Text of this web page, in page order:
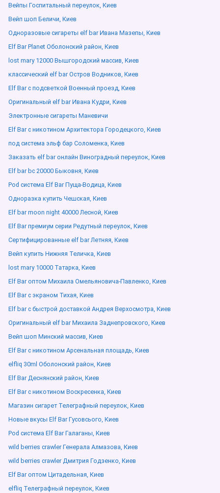
Вейпы Госпитальный переулок, Киев
Вейп шоп Беличи, Киев
Одноразовые сигареты elf bar Ивана Мазепы, Киев
Elf Bar Planet Оболонский район, Киев
lost mary 12000 Вышгородский массив, Киев
классический elf bar Остров Водников, Киев
Elf Bar с подсветкой Военный проезд, Киев
Оригинальный elf bar Ивана Кудри, Киев
Электронные сигареты Маневичи
Elf Bar с никотином Архитектора Городецкого, Киев
под система эльф бар Соломенка, Киев
Заказать elf bar онлайн Виноградный переулок, Киев
Elf bar bc 20000 Быковня, Киев
Pod система Elf Bar Пуща-Водица, Киев
Одноразка купить Чешская, Киев
Elf bar moon night 40000 Лесной, Киев
Elf Bar премиум серии Редутный переулок, Киев
Сертифицированные elf bar Летняя, Киев
Вейп купить Нижняя Теличка, Киев
lost mary 10000 Татарка, Киев
Elf Bar оптом Михаила Омельяновича-Павленко, Киев
Elf Bar с экраном Тихая, Киев
Elf bar с быстрой доставкой Андрея Верхосмотра, Киев
Оригинальный elf bar Михаила Заднепровского, Киев
Вейп шоп Минский массив, Киев
Elf Bar с никотином Арсенальная площадь, Киев
elfliq 30ml Оболонский район, Киев
Elf Bar Деснянский район, Киев
Elf Bar с никотином Воскресенка, Киев
Магазин сигарет Телеграфный переулок, Киев
Новые вкусы Elf Bar Гусовсього, Киев
Pod система Elf Bar Галаганы, Киев
wild berries crawler Генерала Алмазова, Киев
wild berries crawler Дмитрия Годзенко, Киев
Elf Bar оптом Цитадельная, Киев
elfliq Телеграфный переулок, Киев